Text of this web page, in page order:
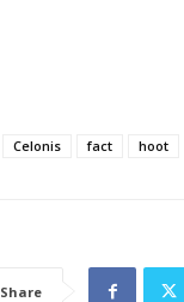
Celonis fact hoot
Share